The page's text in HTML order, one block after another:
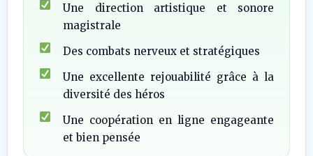
Une direction artistique et sonore
magistrale
Des combats nerveux et stratégiques
Une excellente rejouabilité grâce à la
diversité des héros
Une coopération en ligne engageante
et bien pensée